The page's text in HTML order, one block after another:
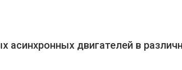
асинхронных двигателей в